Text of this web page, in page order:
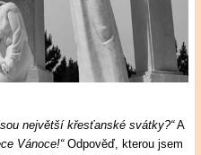
největší křesťanské svátky?“A
Vánoce!“Odpověď, kterou jsem